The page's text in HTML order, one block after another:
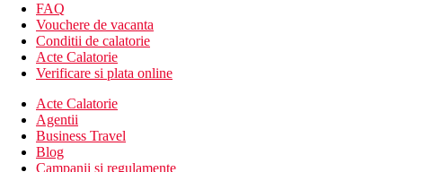
FAQ
Vouchere de vacanta
Conditii de calatorie
Acte Calatorie
Verificare si plata online
Acte Calatorie
Agentii
Business Travel
Blog
Campanii si regulamente